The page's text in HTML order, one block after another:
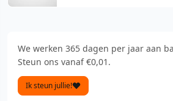
We werken 365 dagen per jaar aan
Steun ons vanaf €0,01.
Ik steun jullie!